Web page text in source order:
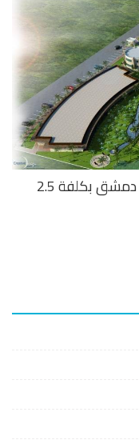
منح رخصة تشييد لمجمع سياحي بريف دمشق بكلفة 2.5